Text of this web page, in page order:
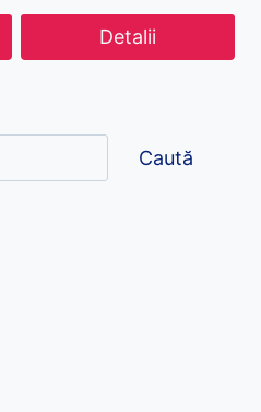
Detalii
Caută